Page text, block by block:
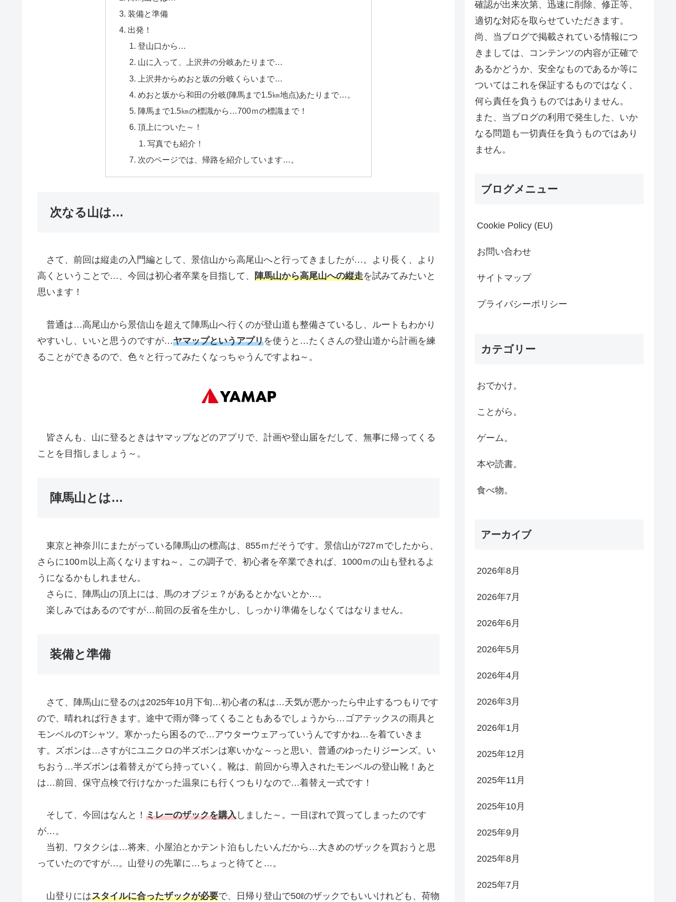
装備と準備
出発！
登山口から…
山に入って、上沢井の分岐あたりまで…
上沢井からめおと坂の分岐くらいまで…
めおと坂から和田の分岐(陣馬まで1.5㎞地点)あたりまで…。
陣馬まで1.5㎞の標識から…700ｍの標識まで！
頂上についた～！
写真でも紹介！
次のページでは、帰路を紹介しています…。
次なる山は…
さて、前回は縦走の入門編として、景信山から高尾山へと行ってきましたが…。より長く、より
高くということで…、今回は初心者卒業を目指して、 陣馬山から高尾山への縦走を試みてみたいと
思います！
普通は…高尾山から景信山を超えて陣馬山へ行くのが登山道も整備さているし、ルートもわかり
やすいし、いいと思うのですが…ヤマップというアプリを使うと…たくさんの登山道から計画を練
ることができるので、色々と行ってみたくなっちゃうんですよね～。
皆さんも、山に登るときはヤマップなどのアプリで、計画や登山届をだして、無事に帰ってくる
ことを目指しましょう～。
陣馬山とは…
東京と神奈川にまたがっている陣馬山の標高は、855ｍだそうです。景信山が727ｍでしたから、
さらに100ｍ以上高くなりますね～。この調子で、初心者を卒業できれば、1000ｍの山も登れるよ
うになるかもしれません。
さらに、陣馬山の頂上には、馬のオブジェ？があるとかないとか…。
楽しみではあるのですが…前回の反省を生かし、しっかり準備をしなくてはなりません。
装備と準備
さて、陣馬山に登るのは2025年10月下旬…初心者の私は…天気が悪かったら中止するつもりです
ので、晴れれば行きます。途中で雨が降ってくることもあるでしょうから…ゴアテックスの雨具と
モンベルのTシャツ。寒かったら困るので…アウターウェアっていうんですかね…を着ていきま
す。ズボンは…さすがにユニクロの半ズボンは寒いかな～っと思い、普通のゆったりジーンズ。い
ちおう…半ズボンは着替えがてら持っていく。靴は、前回から導入されたモンベルの登山靴！あと
は…前回、保守点検で行けなかった温泉にも行くつもりなので…着替え一式です！
そして、今回はなんと！ ミレーのザックを購入 しました～。一目ぼれで買ってしまったのです
が…。
当初、ワタクシは…将来、小屋泊とかテント泊もしたいんだから…大きめのザックを買おうと思
っていたのですが…。山登りの先輩に…ちょっと待てと…。
山登りにはスタイルに合ったザックが必要で、日帰り登山で50ℓのザックでもいいけれども、荷物
確認が出来次第、迅速に削除、修正等、
適切な対応を取らせていただきます。
尚、当ブログで掲載されている情報につ
きましては、コンテンツの内容が正確で
あるかどうか、安全なものであるか等に
ついてはこれを保証するものではなく、
何ら責任を負うものではありません。
また、当ブログの利用で発生した、いか
なる問題も一切責任を負うものではあり
ません。
ブログメニュー
Cookie Policy (EU)
お問い合わせ
サイトマップ
プライバシーポリシー
カテゴリー
おでかけ。
ことがら。
ゲーム。
本や読書。
食べ物。
アーカイブ
2026年8月
2026年7月
2026年6月
2026年5月
2026年4月
2026年3月
2026年1月
2025年12月
2025年11月
2025年10月
2025年9月
2025年8月
2025年7月